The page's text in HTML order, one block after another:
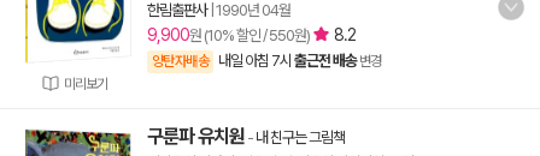
미리보기
한림출판사| 1990년 04월
9,900원 (10% 할인 / 550원) 8.2
양탄자배송 내일 아침 7시 출근전 배송 변경
구룬파 유치원 - 내 친구는 그림책